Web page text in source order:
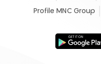
Profile MNC Group